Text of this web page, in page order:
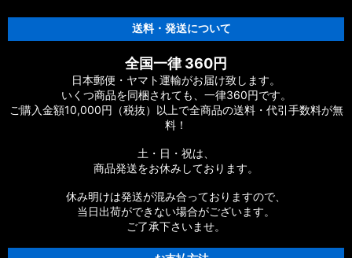
送料・発送について
全国一律 360円
日本郵便・ヤマト運輸がお届け致します。
いくつ商品を同梱されても、一律360円です。
ご購入金額10,000円（税抜）以上で全商品の送料・代引手数料が無
料！
土・日・祝は、
商品発送をお休みしております。
休み明けは発送が混み合っておりますので、
当日出荷ができない場合がございます。
ご了承下さいませ。